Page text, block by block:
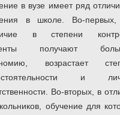
в вузе имеет ряд
в школе. Во-первых,
в степени
получают
возрастает
и
Во-вторых, в
обучение для